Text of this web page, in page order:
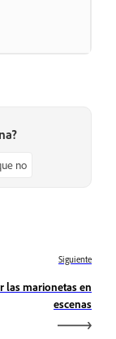
no
Siguiente
las marionetas en
escenas